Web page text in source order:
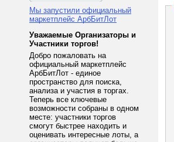
Мы запустили официальный
маркетплейс АрбБитЛот
Уважаемые Организаторы и
Участники торгов!
Добро пожаловать на
официальный маркетплейс
АрбБитЛот - единое
пространство для поиска,
анализа и участия в торгах.
Теперь все ключевые
возможности собраны в одном
месте: участники торгов
смогут быстрее находить и
оценивать интересные лоты, а